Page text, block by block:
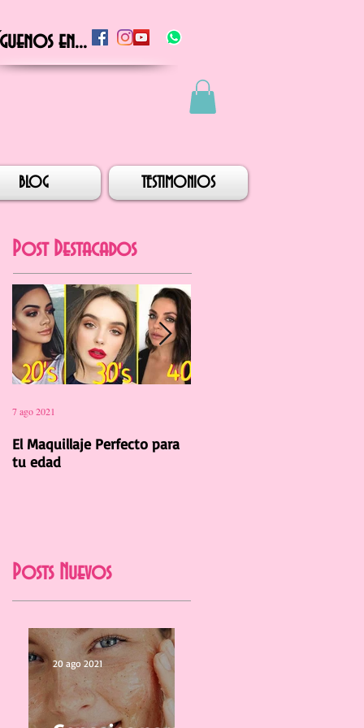
en...
BLOG TESTIMONIOS
Post Destacados
El Maquillaje Perfecto para
tu edad
7 ago 2021
Posts Nuevos
20 ago 2021